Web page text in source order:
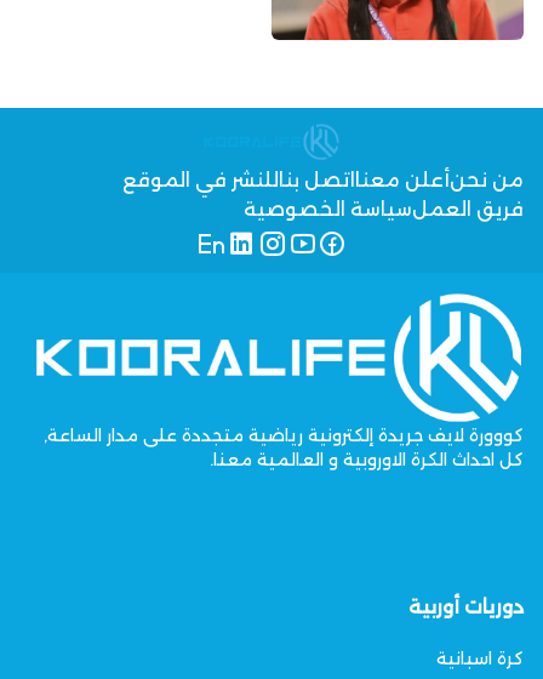
من نحنأعلن معنا اتصل بنا للنشر في الموقع
فريق العملسياسة الخصوصية
كووورة لايف جريدة إلكترونية رياضية متجددة على مدار الساعة,
كل احداث الكرة الاوروبية و العالمية معنا.
دوريات أوربية
كرة اسبانية